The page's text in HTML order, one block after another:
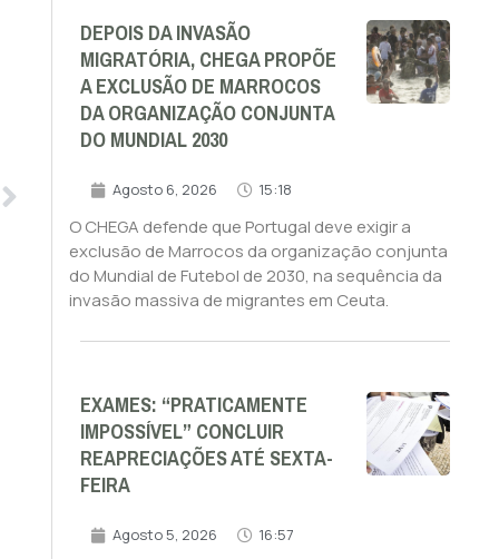
DEPOIS DA INVASÃO
MIGRATÓRIA, CHEGA PROPÕE
A EXCLUSÃO DE MARROCOS
DA ORGANIZAÇÃO CONJUNTA
DO MUNDIAL 2030
Agosto 6, 2026 15:18
O CHEGA defende que Portugal deve exigir a
exclusão de Marrocos da organização conjunta
do Mundial de Futebol de 2030, na sequência da
invasão massiva de migrantes em Ceuta.
EXAMES: “PRATICAMENTE
IMPOSSÍVEL” CONCLUIR
REAPRECIAÇÕES ATÉ SEXTA-
FEIRA
Agosto 5, 2026 16:57